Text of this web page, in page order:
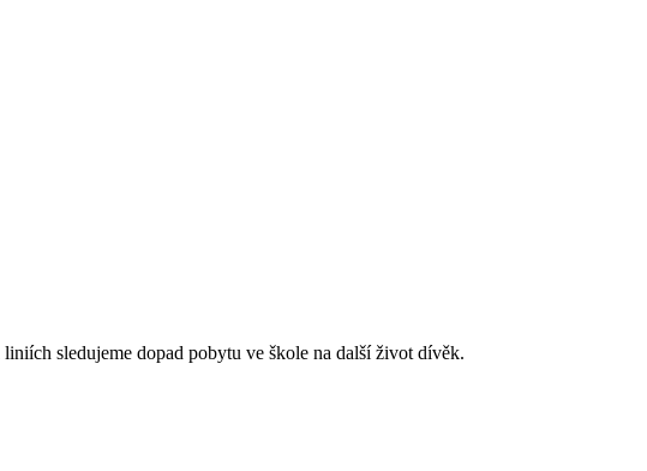
sledujeme dopad pobytu ve škole na další život dívěk.